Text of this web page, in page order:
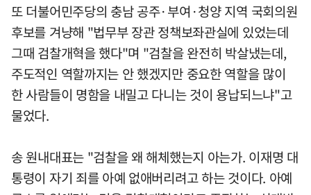
또 더불어민주당의 충남 공주·부여·청양 지역 국회의원
후보를 겨냥해 "법무부 장관 정책보좌관실에 있었는데
그때 검찰개혁을 했다"며 "검찰을 완전히 박살냈는데,
주도적인 역할까지는 안 했겠지만 중요한 역할을 많이
한 사람들이 명함을 내밀고 다니는 것이 용납되느냐"고
물었다.
송 원내대표는 "검찰을 왜 해체했는지 아는가. 이재명 대
통령이 자기 죄를 아예 없애버리려고 하는 것이다. 아예